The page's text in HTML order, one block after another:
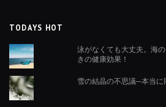
TODAYS HOT
泳がなくても大丈夫。海
きの健康効果！
雪の結晶の不思議─本当に